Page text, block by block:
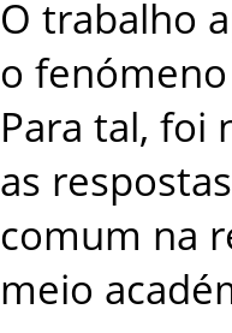
O trabalho
o fenómeno
Para tal, foi
as respostas
comum na
meio